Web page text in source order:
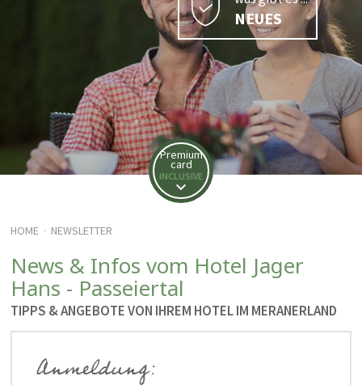
NEUES
Premium
card
INCLUSIVE
HOME · NEWSLETTER
News & Infos vom Hotel Jager
Hans - Passeiertal
TIPPS & ANGEBOTE VON IHREM HOTEL IM MERANERLAND
Anmeldung: